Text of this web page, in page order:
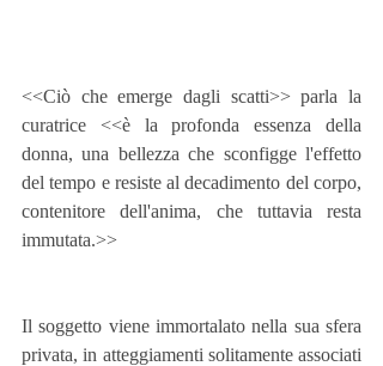
<<Ciò che emerge dagli scatti>> parla la
curatrice <<è la profonda essenza della
donna, una bellezza che sconfigge l'effetto
del tempo e resiste al decadimento del corpo,
contenitore dell'anima, che tuttavia resta
immutata.>>
Il soggetto viene immortalato nella sua sfera
privata, in atteggiamenti solitamente associati